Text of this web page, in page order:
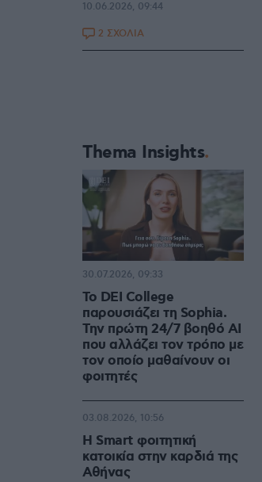
10.06.2026, 09:44
2 ΣΧΟΛΙΑ
Thema Insights
Το DEI College
παρουσιάζει τη Sophia.
Την πρώτη 24/7 βοηθό AI
που αλλάζει τον τρόπο με
τον οποίο μαθαίνουν οι
φοιτητές
30.07.2026, 09:33
Η Smart φοιτητική
κατοικία στην καρδιά της
Αθήνας
03.08.2026, 10:56